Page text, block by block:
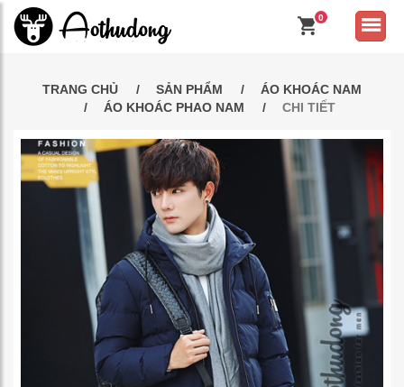
0
TRANG CHỦ SẢN PHẨM
ÁO KHOÁC NAM
ÁO KHOÁC PHAO NAM
CHI TIẾT